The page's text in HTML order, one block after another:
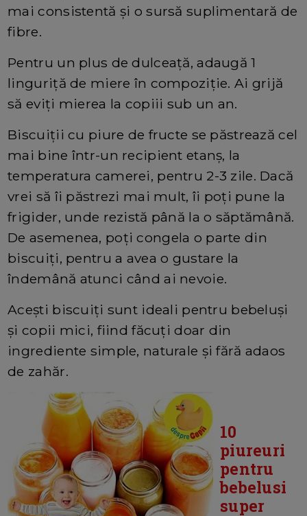
mai consistentă și o sursă suplimentară de
fibre.
Pentru un plus de dulceață, adaugă 1
linguriță de miere în compoziție. Ai grijă
să eviți mierea la copiii sub un an.
Biscuiții cu piure de fructe se păstrează cel
mai bine într-un recipient etanș, la
temperatura camerei, pentru 2-3 zile. Dacă
vrei să îi păstrezi mai mult, îi poți pune la
frigider, unde rezistă până la o săptămână.
De asemenea, poți congela o parte din
biscuiți, pentru a avea o gustare la
îndemână atunci când ai nevoie.
Acești biscuiți sunt ideali pentru bebeluși
și copii mici, fiind făcuți doar din
ingrediente simple, naturale și fără adaos
de zahăr.
10
piureuri
pentru
bebelusi
super